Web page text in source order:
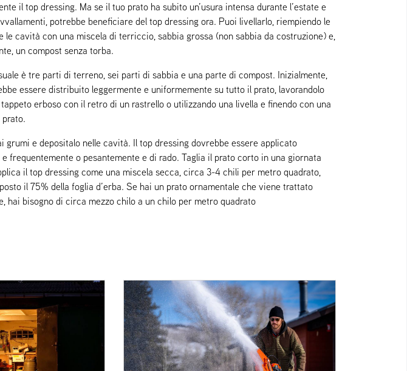
il top dressing. Ma se il tuo prato ha subito un’usura intensa durante l’estate e
potrebbe beneficiare del top dressing ora. Puoi livellarlo, riempiendo le
le cavità con una miscela di terriccio, sabbia grossa (non sabbia da costruzione) e,
un compost senza torba.
è tre parti di terreno, sei parti di sabbia e una parte di compost. Inizialmente,
essere distribuito leggermente e uniformemente su tutto il prato, lavorandolo
erboso con il retro di un rastrello o utilizzando una livella e finendo con una
prato.
grumi e depositalo nelle cavità. Il top dressing dovrebbe essere applicato
e frequentemente o pesantemente e di rado. Taglia il prato corto in una giornata
il top dressing come una miscela secca, circa 3-4 chili per metro quadrato,
il 75% della foglia d’erba. Se hai un prato ornamentale che viene trattato
hai bisogno di circa mezzo chilo a un chilo per metro quadrato